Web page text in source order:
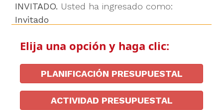
INVITADO. Usted ha ingresado como:
Invitado
Elija una opción y haga clic:
PLANIFICACIÓN PRESUPUESTAL
ACTIVIDAD PRESUPUESTAL